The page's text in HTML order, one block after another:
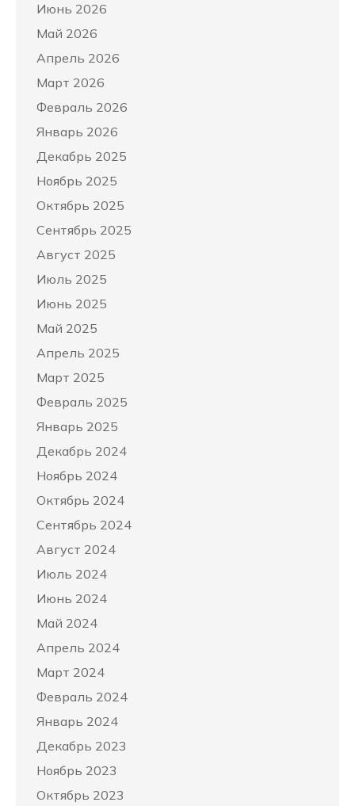
Июнь 2026
Май 2026
Апрель 2026
Март 2026
Февраль 2026
Январь 2026
Декабрь 2025
Ноябрь 2025
Октябрь 2025
Сентябрь 2025
Август 2025
Июль 2025
Июнь 2025
Май 2025
Апрель 2025
Март 2025
Февраль 2025
Январь 2025
Декабрь 2024
Ноябрь 2024
Октябрь 2024
Сентябрь 2024
Август 2024
Июль 2024
Июнь 2024
Май 2024
Апрель 2024
Март 2024
Февраль 2024
Январь 2024
Декабрь 2023
Ноябрь 2023
Октябрь 2023